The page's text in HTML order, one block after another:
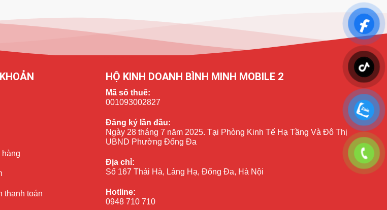
hàng
thanh toán
HỘ KINH DOANH BÌNH MINH MOBILE 2
Mã số thuế:
001093002827
Đăng ký lần đầu:
Ngày 28 tháng 7 năm 2025. Tại Phòng Kinh Tế Hạ Tầng Và Đô Thị
UBND Phường Đống Đa
Địa chỉ:
Số 167 Thái Hà, Láng Hạ, Đống Đa, Hà Nội
Hotline:
0948 710 710